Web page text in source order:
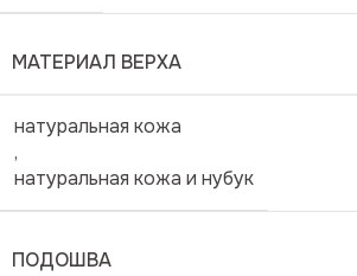
МАТЕРИАЛ ВЕРХА
натуральная кожа
,
натуральная кожа и нубук
ПОДОШВА